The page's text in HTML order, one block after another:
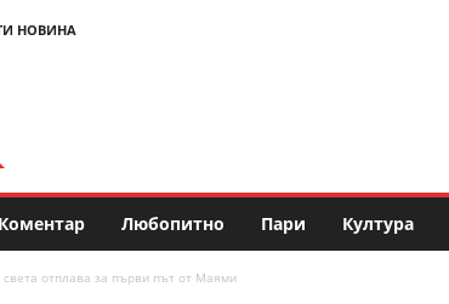
НОВИНА
Коментар Любопитно Пари Култура
света отплава за първи път от Маями